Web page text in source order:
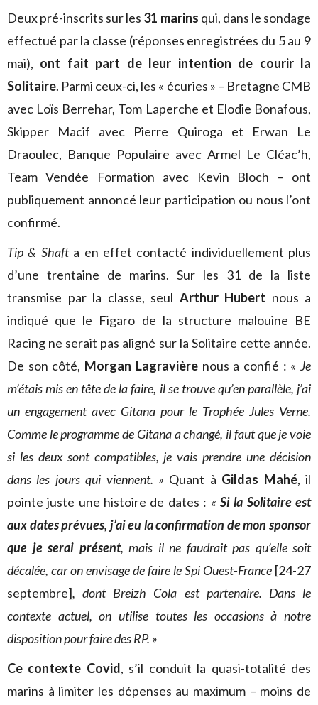
Deux pré-inscrits sur les 31 marins qui, dans le sondage
effectué par la classe (réponses enregistrées du 5 au 9
mai), ont fait part de leur intention de courir la
Solitaire. Parmi ceux-ci, les « écuries » – Bretagne CMB
avec Loïs Berrehar, Tom Laperche et Elodie Bonafous,
Skipper Macif avec Pierre Quiroga et Erwan Le
Draoulec, Banque Populaire avec Armel Le Cléac’h,
Team Vendée Formation avec Kevin Bloch – ont
publiquement annoncé leur participation ou nous l’ont
confirmé.
Tip & Shaft a en effet contacté individuellement plus
d’une trentaine de marins. Sur les 31 de la liste
transmise par la classe, seul Arthur Hubert nous a
indiqué que le Figaro de la structure malouine BE
Racing ne serait pas aligné sur la Solitaire cette année.
De son côté, Morgan Lagravièrenous a confié : « Je
m’étais mis en tête de la faire, il se trouve qu’en parallèle, j’ai
un engagement avec Gitana pour le Trophée Jules Verne.
Comme le programme de Gitana a changé, il faut que je voie
si les deux sont compatibles, je vais prendre une décision
dans les jours qui viennent. » Quant à Gildas Mahé, il
pointe juste une histoire de dates : « Si la Solitaire est
aux dates prévues, j’ai eu la confirmation de mon sponsor
que je serai présent, mais il ne faudrait pas qu’elle soit
décalée, car on envisage de faire le Spi Ouest-France [24-27
septembre], dont Breizh Cola est partenaire. Dans le
contexte actuel, on utilise toutes les occasions à notre
disposition pour faire des RP. »
Ce contexte Covid, s’il conduit la quasi-totalité des
marins à limiter les dépenses au maximum – moins de